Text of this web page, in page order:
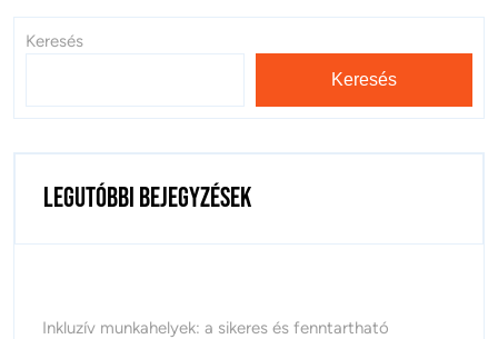
Keresés
Keresés
Legutóbbi bejegyzések
Inkluzív munkahelyek: a sikeres és fenntartható